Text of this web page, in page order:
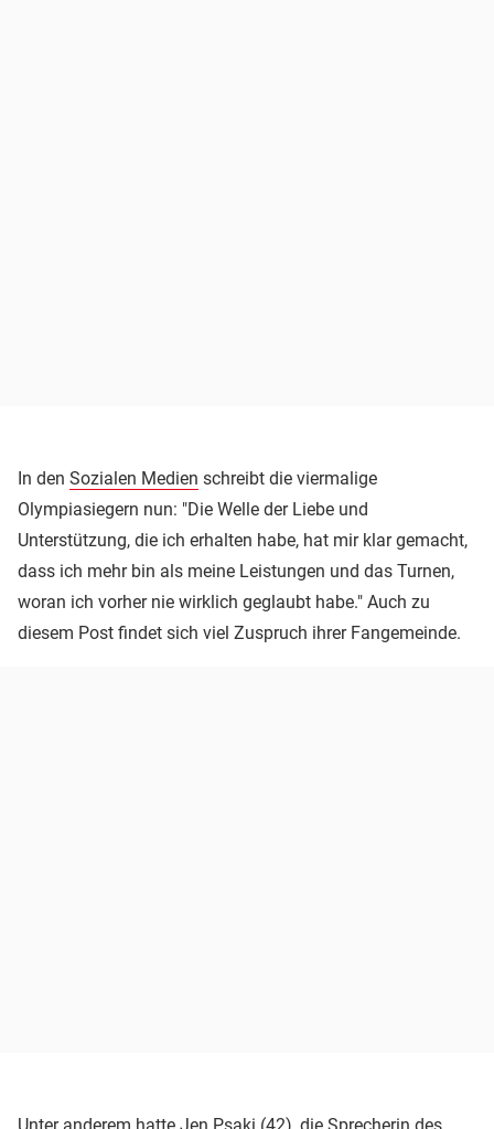
In den Sozialen Medien schreibt die viermalige
Olympiasiegern nun: "Die Welle der Liebe und
Unterstützung, die ich erhalten habe, hat mir klar gemacht,
dass ich mehr bin als meine Leistungen und das Turnen,
woran ich vorher nie wirklich geglaubt habe." Auch zu
diesem Post findet sich viel Zuspruch ihrer Fangemeinde.